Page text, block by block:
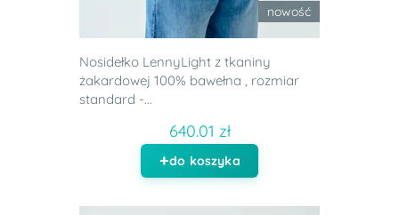
nowość
Nosidełko LennyLight z tkaniny
żakardowej 100% bawełna , rozmiar
standard -...
640.01 zł
do koszyka